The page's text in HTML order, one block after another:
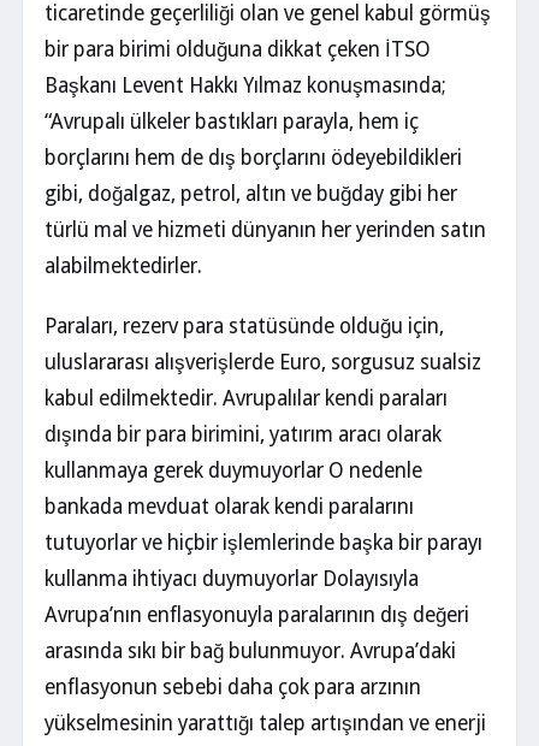
ticaretinde geçerliliği olan ve genel kabul görmüş
bir para birimi olduğuna dikkat çeken İTSO
Başkanı Levent Hakkı Yılmaz konuşmasında;
“Avrupalı ülkeler bastıkları parayla, hem iç
borçlarını hem de dış borçlarını ödeyebildikleri
gibi, doğalgaz, petrol, altın ve buğday gibi her
türlü mal ve hizmeti dünyanın her yerinden satın
alabilmektedirler.
Paraları, rezerv para statüsünde olduğu için,
uluslararası alışverişlerde Euro, sorgusuz sualsiz
kabul edilmektedir. Avrupalılar kendi paraları
dışında bir para birimini, yatırım aracı olarak
kullanmaya gerek duymuyorlar O nedenle
bankada mevduat olarak kendi paralarını
tutuyorlar ve hiçbir işlemlerinde başka bir parayı
kullanma ihtiyacı duymuyorlar Dolayısıyla
Avrupa’nın enflasyonuyla paralarının dış değeri
arasında sıkı bir bağ bulunmuyor. Avrupa’daki
enflasyonun sebebi daha çok para arzının
yükselmesinin yarattığı talep artışından ve enerji